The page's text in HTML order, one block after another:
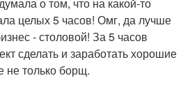
целых 5 часов! Омг, да лучше
- столовой! За 5 часов
сделать и заработать хорошие
не только борщ.